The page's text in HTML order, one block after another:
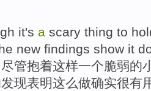
it's a scary thing to
new findings show it
尽管抱着这样一个脆弱的
发现表明这么做确实很有